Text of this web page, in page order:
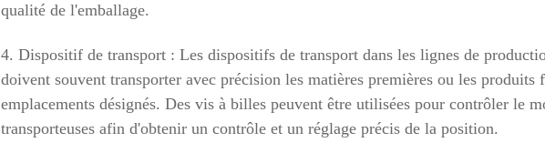
qualité de l'emballage.
4. Dispositif de transport : Les dispositifs de transport dans les lignes de
doivent souvent transporter avec précision les matières premières ou les produits
emplacements désignés. Des vis à billes peuvent être utilisées pour contrôler le
transporteuses afin d'obtenir un contrôle et un réglage précis de la position.